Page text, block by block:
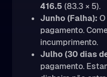
416.5 (83.3 × 5).
Junho (Falha):
pagamento.
incumprimento.
Julho (30 dias
pagamento.